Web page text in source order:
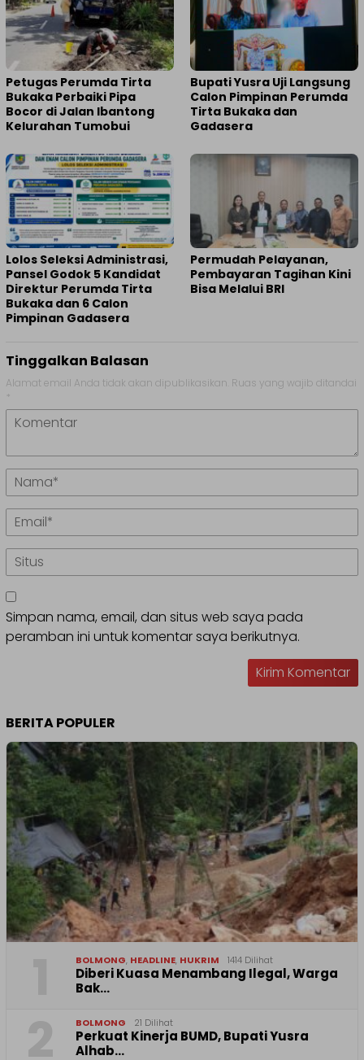
Petugas Perumda Tirta
Bukaka Perbaiki Pipa
Bocor di Jalan Ibantong
Kelurahan Tumobui
Bupati Yusra Uji Langsung
Calon Pimpinan Perumda
Tirta Bukaka dan
Gadasera
Lolos Seleksi Administrasi,
Pansel Godok 5 Kandidat
Direktur Perumda Tirta
Bukaka dan 6 Calon
Pimpinan Gadasera
Permudah Pelayanan,
Pembayaran Tagihan Kini
Bisa Melalui BRI
Tinggalkan Balasan
Alamat email Anda tidak akan dipublikasikan. Ruas yang wajib ditandai
*
Simpan nama, email, dan situs web saya pada
peramban ini untuk komentar saya berikutnya.
BERITA POPULER
BOLMONG, HEADLINE, HUKRIM 1414 Dilihat
Diberi Kuasa Menambang Ilegal, Warga
Bak…
BOLMONG 21 Dilihat
Perkuat Kinerja BUMD, Bupati Yusra
Alhab…